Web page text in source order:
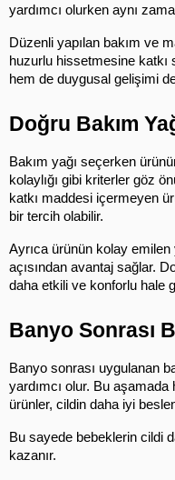
yardımcı olurken aynı
Düzenli yapılan bakım ve
huzurlu hissetmesine katkı
hem de duygusal gelişimi
Doğru Bakım
Bakım yağı seçerken
kolaylığı gibi kriterler göz
katkı maddesi içermeyen
bir tercih olabilir.
Ayrıca ürünün kolay emilen
açısından avantaj sağlar.
daha etkili ve konforlu hale
Banyo Sonrası
Banyo sonrası uygulanan
yardımcı olur. Bu
ürünler, cildin daha iyi
Bu sayede bebeklerin cildi
kazanır.